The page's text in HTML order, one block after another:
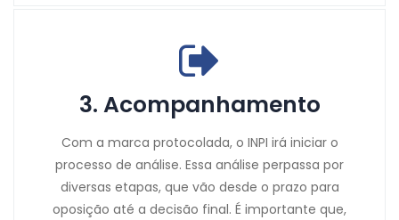
3. Acompanhamento
Com a marca protocolada, o INPI irá iniciar o
processo de análise. Essa análise perpassa por
diversas etapas, que vão desde o prazo para
oposição até a decisão final. É importante que,